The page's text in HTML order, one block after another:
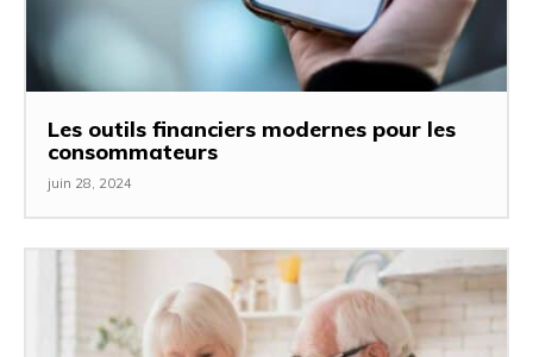
Les outils financiers modernes pour les
consommateurs
juin 28, 2024